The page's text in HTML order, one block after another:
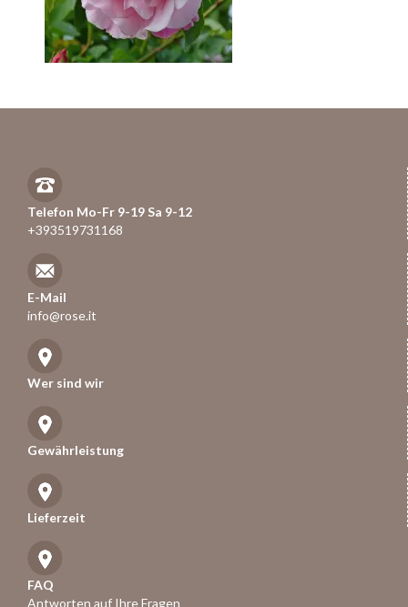
Telefon Mo-Fr 9-19 Sa 9-12
+393519731168
E-Mail
info@rose.it
Wer sind wir
Gewährleistung
Lieferzeit
FAQ
Antworten auf Ihre Fragen